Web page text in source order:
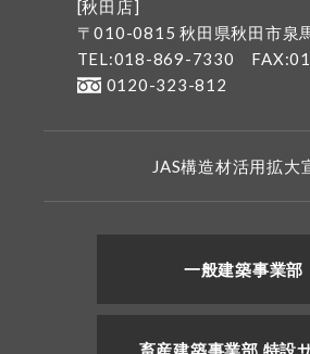
[秋田店]
〒010-0815 秋田県秋田市泉
TEL:018-869-7330
0120-323-812
JAS構造材活用拡大
一般建築事業部
畜産建築事業部 特設